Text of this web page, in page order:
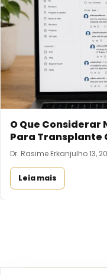
O Que Considerar
Para Transplante
Dr. Rasime Erkanjulho 13,
Leia mais